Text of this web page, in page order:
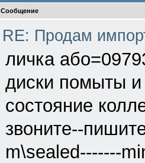
Сообщение
RE: Продам
личка
диски помыты
состояние
звоните--
m\sealed-------